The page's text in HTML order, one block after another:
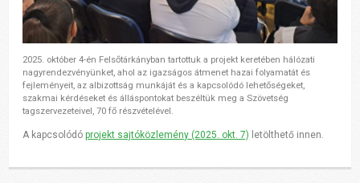
2025. október 4-én Felsőtárkányban tartottuk a projekt keretében hálózati
nagyrendezvényünket, ahol az igazságos átmenet hazai folyamatát és
fejleményeit, az albizottság munkáját és a kapcsolódó lehetőségeket,
szakmai kérdéseket és álláspontokat beszéltük meg a Szövetség
tagszervezeteivel, 70 fő részvételével.
A kapcsolódóprojekt sajtóközlemény (2025. okt. 7) letölthető innen.